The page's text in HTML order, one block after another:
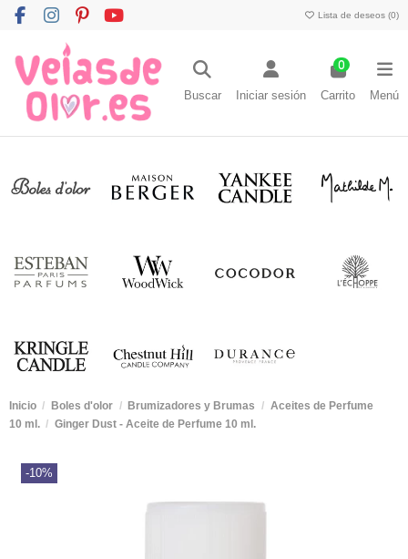
Lista de deseos (0)
Buscar Iniciar sesión
0
Carrito Menú
Inicio Boles d'olor Brumizadores y Brumas
Aceites de Perfume
10 ml.
Ginger Dust - Aceite de Perfume 10 ml.
-10%